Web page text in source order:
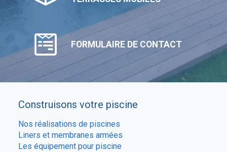
FORMULAIRE DE CONTACT
Construisons votre piscine
Nos réalisations de piscines
Liners et membranes armées
Les équipement pour piscine